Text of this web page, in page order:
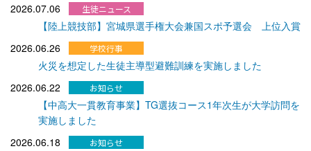
2026.07.06
【陸上競技部】宮城県選手権大会兼国スポ予選会 上位入賞
2026.06.26
火災を想定した生徒主導型避難訓練を実施しました
2026.06.22
【中高大一貫教育事業】TG選抜コース1年次生が大学訪問を
実施しました
2026.06.18